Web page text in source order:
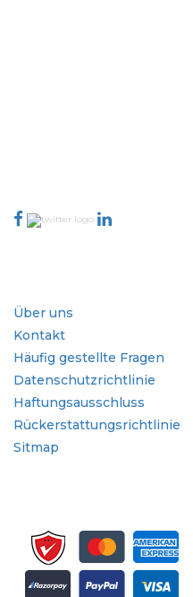
Über uns
Kontakt
Häufig gestellte Fragen
Datenschutzrichtlinie
Haftungsausschluss
Rückerstattungsrichtlinie
Sitmap